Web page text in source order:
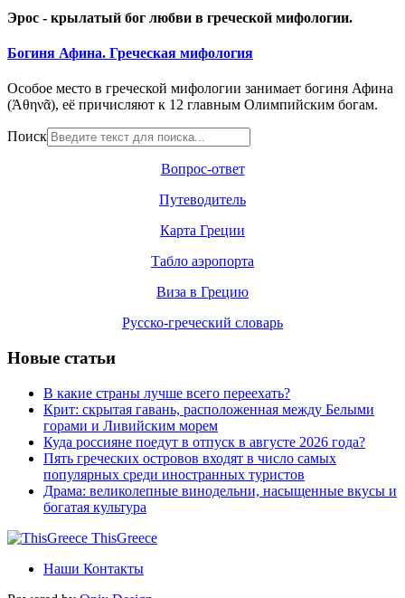
Эрос - крылатый бог любви в греческой мифологии.
Богиня Афина. Греческая мифология
Особое место в греческой мифологии занимает богиня Афина
(Ἀθηνᾶ), её причисляют к 12 главным Олимпийским богам.
Поиск
Вопрос-ответ
Путеводитель
Карта Греции
Табло аэропорта
Виза в Грецию
Русско-греческий словарь
Новые статьи
В какие страны лучше всего переехать?
Крит: скрытая гавань, расположенная между Белыми
горами и Ливийским морем
Куда россияне поедут в отпуск в августе 2026 года?
Пять греческих островов входят в число самых
популярных среди иностранных туристов
Драма: великолепные винодельни, насыщенные вкусы и
богатая культура
ThisGreece
Наши Контакты